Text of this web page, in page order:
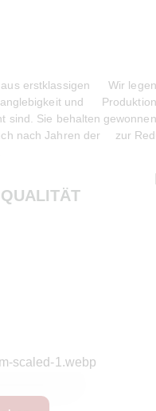
erstklassigen
und
sind. Sie behalten
nach Jahren der
Wir
zur